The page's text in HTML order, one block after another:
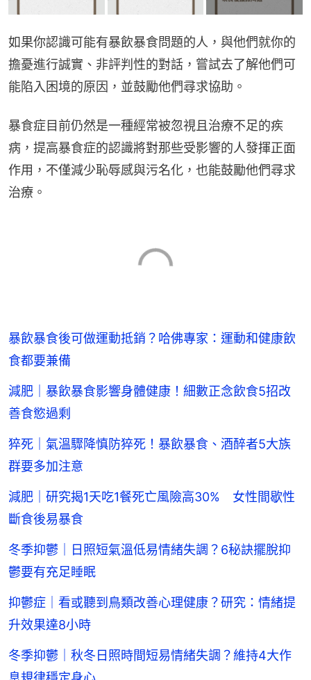
如果你認識可能有暴飲暴食問題的人，與他們就你的
擔憂進行誠實、非評判性的對話，嘗試去了解他們可
能陷入困境的原因，並鼓勵他們尋求協助。
暴食症目前仍然是一種經常被忽視且治療不足的疾
病，提高暴食症的認識將對那些受影響的人發揮正面
作用，不僅減少恥辱感與污名化，也能鼓勵他們尋求
治療。
暴飲暴食後可做運動抵銷？哈佛專家：運動和健康飲
食都要兼備
減肥｜暴飲暴食影響身體健康！細數正念飲食5招改
善食慾過剩
猝死｜氣溫驟降慎防猝死！暴飲暴食、酒醉者5大族
群要多加注意
減肥｜研究揭1天吃1餐死亡風險高30% 女性間歇性
斷食後易暴食
冬季抑鬱｜日照短氣溫低易情緒失調？6秘訣擺脫抑
鬱要有充足睡眠
抑鬱症｜看或聽到鳥類改善心理健康？研究：情緒提
升效果達8小時
冬季抑鬱｜秋冬日照時間短易情緒失調？維持4大作